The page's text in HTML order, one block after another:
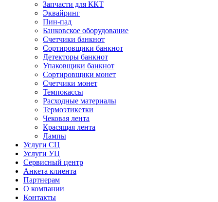
Запчасти для ККТ
Эквайринг
Пин-пад
Банковское оборудование
Счетчики банкнот
Сортировщики банкнот
Детекторы банкнот
Упаковщики банкнот
Сортировщики монет
Счетчики монет
Темпокассы
Расходные материалы
Термоэтикетки
Чековая лента
Красящая лента
Лампы
Услуги СЦ
Услуги УЦ
Сервисный центр
Анкета клиента
Партнерам
О компании
Контакты